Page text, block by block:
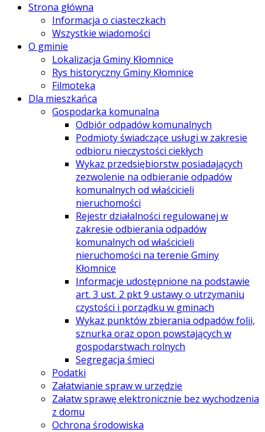
Strona główna
Informacja o ciasteczkach
Wszystkie wiadomości
O gminie
Lokalizacja Gminy Kłomnice
Rys historyczny Gminy Kłomnice
Filmoteka
Dla mieszkańca
Gospodarka komunalna
Odbiór odpadów komunalnych
Podmioty świadczące usługi w zakresie
odbioru nieczystości ciekłych
Wykaz przedsiębiorstw posiadających
zezwolenie na odbieranie odpadów
komunalnych od właścicieli
nieruchomości
Rejestr działalności regulowanej w
zakresie odbierania odpadów
komunalnych od właścicieli
nieruchomości na terenie Gminy
Kłomnice
Informacje udostępnione na podstawie
art. 3 ust. 2 pkt 9 ustawy o utrzymaniu
czystości i porządku w gminach
Wykaz punktów zbierania odpadów folii,
sznurka oraz opon powstających w
gospodarstwach rolnych
Segregacja śmieci
Podatki
Załatwianie spraw w urzędzie
Załatw sprawę elektronicznie bez wychodzenia
z domu
Ochrona środowiska